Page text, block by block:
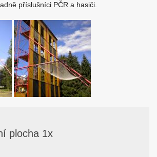
příslušníci PČR a hasiči.
plocha 1x